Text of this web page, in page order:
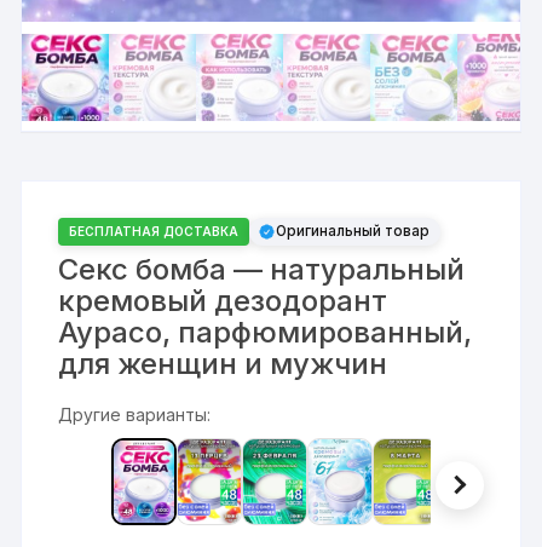
БЕСПЛАТНАЯ ДОСТАВКА Оригинальный товар
Секс бомба — натуральный
кремовый дезодорант
Аурасо, парфюмированный,
для женщин и мужчин
Другие варианты: